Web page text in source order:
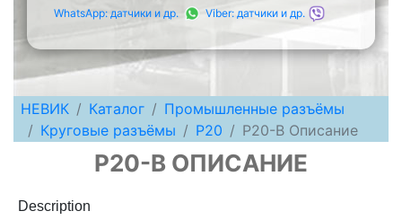
WhatsApp: датчики и др. Viber: датчики и др.
НЕВИК Каталог
Промышленные разъёмы
Круговые разъёмы
P20 P20-B Описание
P20-B ОПИСАНИЕ
Description